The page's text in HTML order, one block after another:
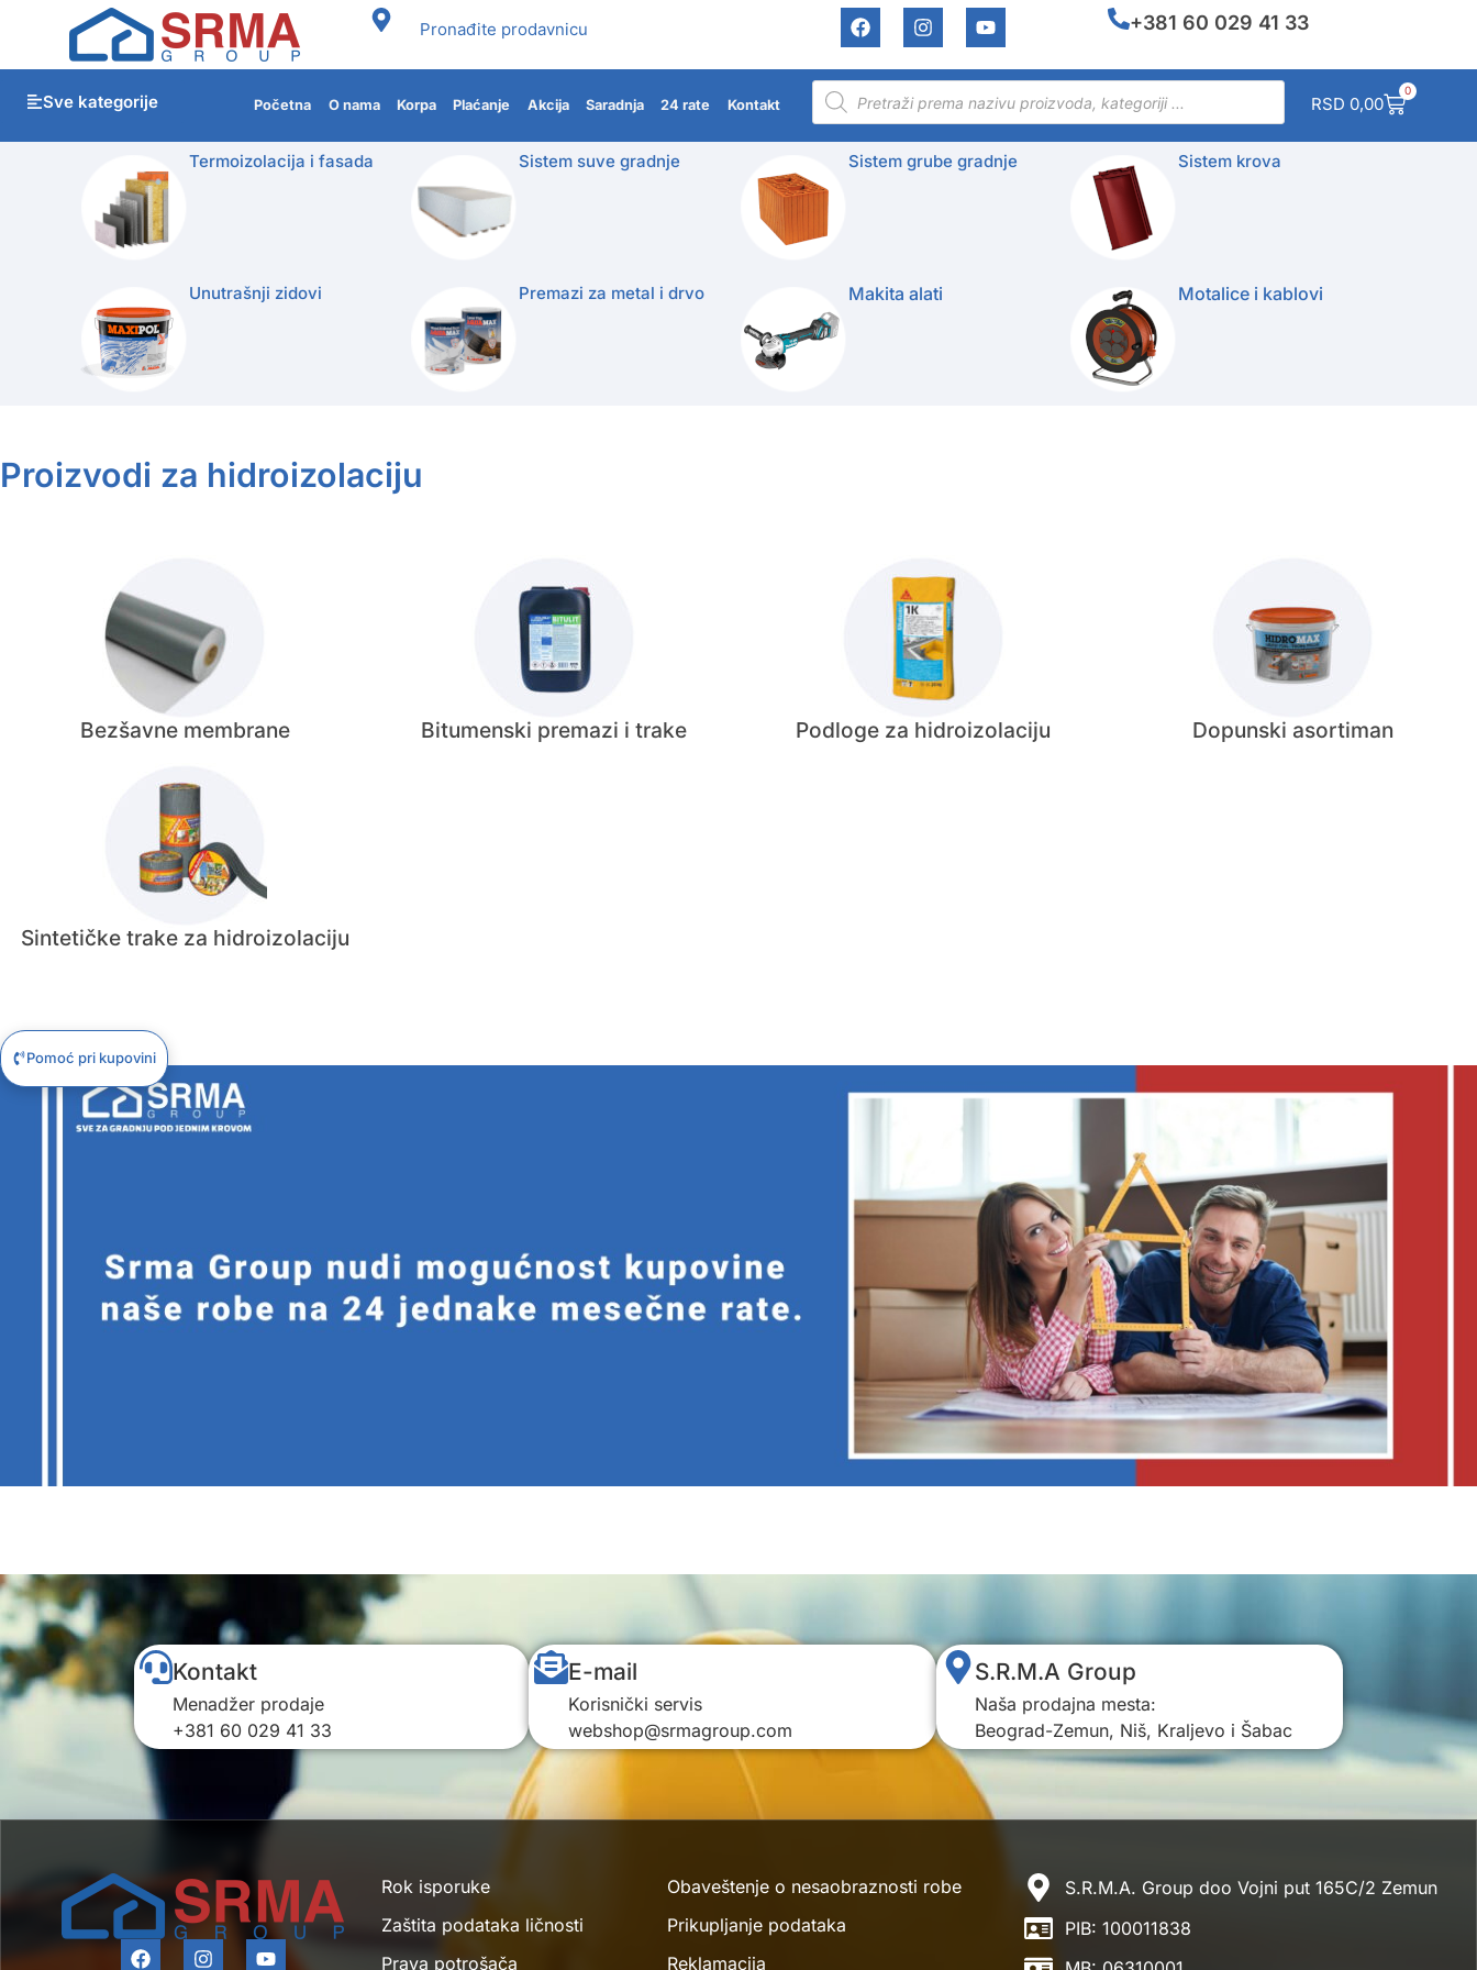
Pronađite prodavnicu +381 60 029 41 33
Sve kategorije Početna O nama Korpa Plaćanje Akcija Saradnja 24 rate Kontakt RSD 0,00
0
Termoizolacija i fasada Sistem suve gradnje Sistem grube gradnje Sistem krova
Unutrašnji zidovi Premazi za metal i drvo Makita alati Motalice i kablovi
Pomoć pri kupovini
Proizvodi za hidroizolaciju
Bezšavne membrane Bitumenski premazi i trake Podloge za hidroizolaciju Dopunski asortiman
Sintetičke trake za hidroizolaciju
Kontakt
Menadžer prodaje
+381 60 029 41 33
E-mail
Korisnički servis
webshop@srmagroup.com
S.R.M.A Group
Naša prodajna mesta:
Beograd-Zemun, Niš, Kraljevo i Šabac
Rok isporuke
Zaštita podataka ličnosti
Prava potrošača
Obaveštenje o nesaobraznosti robe
Prikupljanje podataka
Reklamacija
S.R.M.A. Group doo Vojni put 165C/2 Zemun
PIB: 100011838